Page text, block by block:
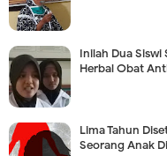
Inilah Dua
Herbal Obat
Lima Tahun
Seorang Anak